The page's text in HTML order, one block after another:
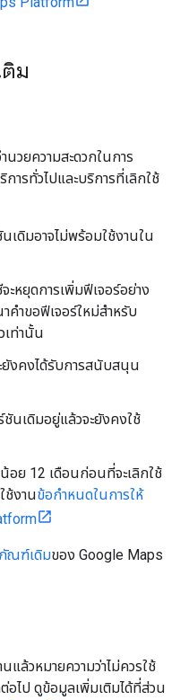
ติม
วยความสะดวกในการ
ารทั่วไปและบริการที่เลิกใช้
นเดิมอาจไม่พร้อมใช้งานใน
ะหยุดการเพิ่มฟีเจอร์อย่าง
คำขอฟีเจอร์ใหม่สำหรับ
เท่านั้น
ยังคงได้รับการสนับสนุน
ชันเดิมอยู่แล้วจะยังคงใช้
น้อย 12 เดือนก่อนที่จะเลิกใช้
ช้งานข้อกำหนดในการให้
ณฑ์เดิมของ Google Maps
แล้วหมายความว่าไม่ควรใช้
ไป ดูข้อมูลเพิ่มเติมได้ที่ส่วน